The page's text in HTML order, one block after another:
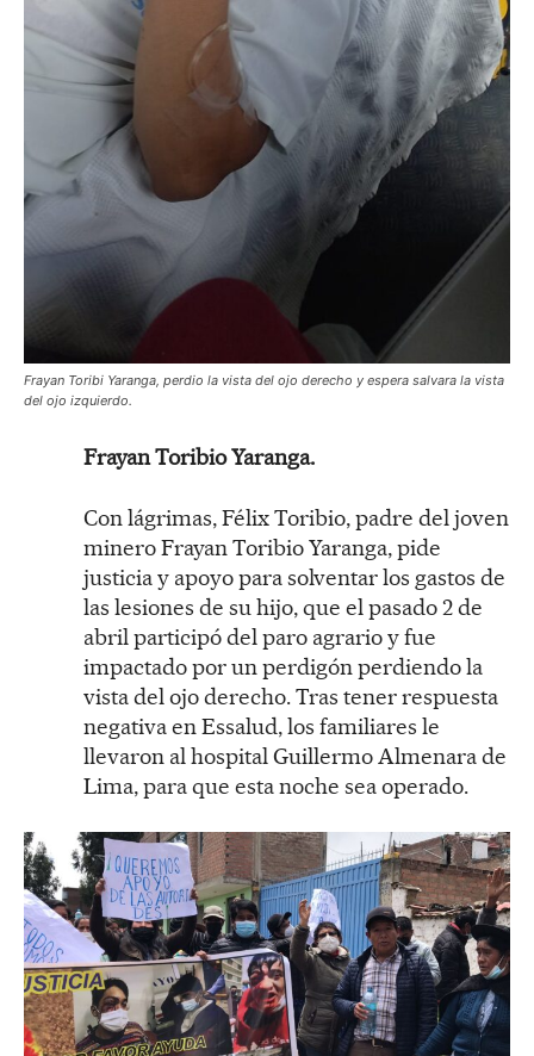
Frayan Toribi Yaranga, perdio la vista del ojo derecho y espera salvara la vista
del ojo izquierdo.
Frayan Toribio Yaranga.
Con lágrimas, Félix Toribio, padre del joven
minero Frayan Toribio Yaranga, pide
justicia y apoyo para solventar los gastos de
las lesiones de su hijo, que el pasado 2 de
abril participó del paro agrario y fue
impactado por un perdigón perdiendo la
vista del ojo derecho. Tras tener respuesta
negativa en Essalud, los familiares le
llevaron al hospital Guillermo Almenara de
Lima, para que esta noche sea operado.